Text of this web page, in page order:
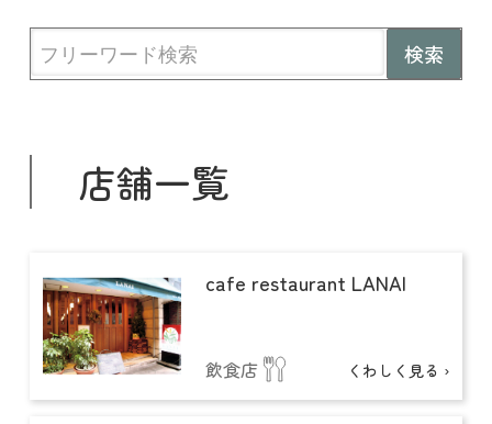
店舗一覧
cafe restaurant LANAI
飲食店 くわしく見る ›